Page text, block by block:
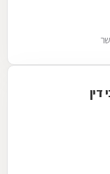
דין